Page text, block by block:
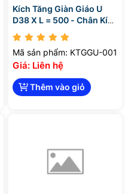
Kích Tăng Giàn Giáo U
D38 X L = 500 - Chân Kích
U
Mã sản phẩm: KTGGU-001
Giá: Liên hệ
Thêm vào giỏ